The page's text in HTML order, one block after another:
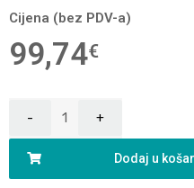
Cijena (bez PDV-a)
99,74€
Dodaj u